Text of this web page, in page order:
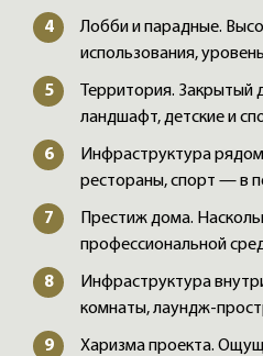
Лобби и парадные.
использования,
Территория. Закрытый
ландшафт, детские и
Инфраструктура
рестораны, спорт — в
Престиж дома.
профессиональной
Инфраструктура
комнаты, лаундж-
Харизма проекта.